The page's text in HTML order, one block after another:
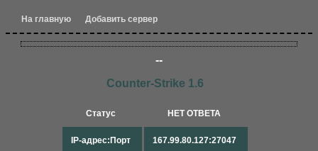
На главную Добавить сервер
--
Counter-Strike 1.6
Статус
IP-адрес:Порт
НЕТ ОТВЕТА
167.99.80.127:27047